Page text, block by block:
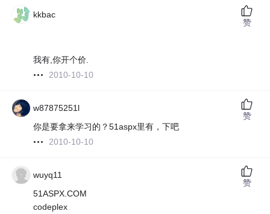
kkbac
我有,你开个价.
2010-10-10
赞
w87875251l
你是要拿来学习的？51aspx里有，下吧
2010-10-10
赞
wuyq11
51ASPX.COM
codeplex
赞